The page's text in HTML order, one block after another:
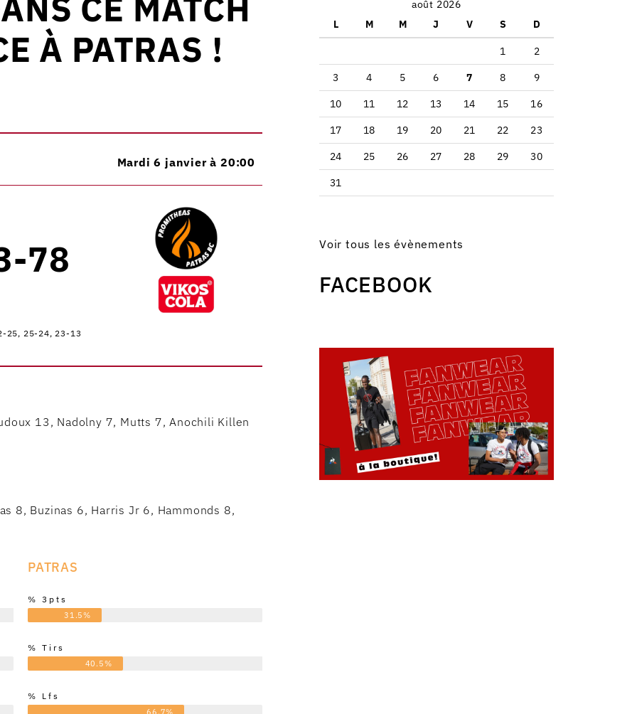
À PATRAS !
Mardi 6 janvier à 20:00
78
25, 25-24, 23-13
13, Nadolny 7, Mutts 7, Anochili Killen
8, Buzinas 6, Harris Jr 6, Hammonds 8,
PATRAS
% 3pts
31.5%
% Tirs
40.5%
% Lfs
66.7%
août 2026
L
M M J V S D
1 2
3 4 5 6 7 8 9
10 11 12 13 14 15 16
17 18 19 20 21 22 23
24 25 26 27 28 29 30
31
Voir tous les évènements
FACEBOOK